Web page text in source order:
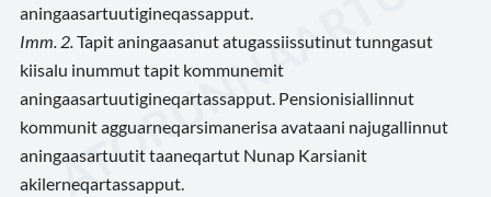
aningaasartuutigineqassapput.
Imm. 2. Tapit aningaasanut atugassiissutinut tunngasut
kiisalu inummut tapit kommunemit
aningaasartuutigineqartassapput. Pensionisiallinnut
kommunit agguarneqarsimanerisa avataani najugallinnut
aningaasartuutit taaneqartut Nunap Karsianit
akilerneqartassapput.